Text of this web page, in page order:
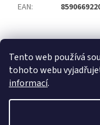
Tento web používá
tohoto webu
informací.
EAN:
Z
100 % zákazníků